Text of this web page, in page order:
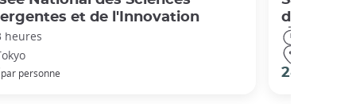
et de l'Innovation
heures
par personne
28 €